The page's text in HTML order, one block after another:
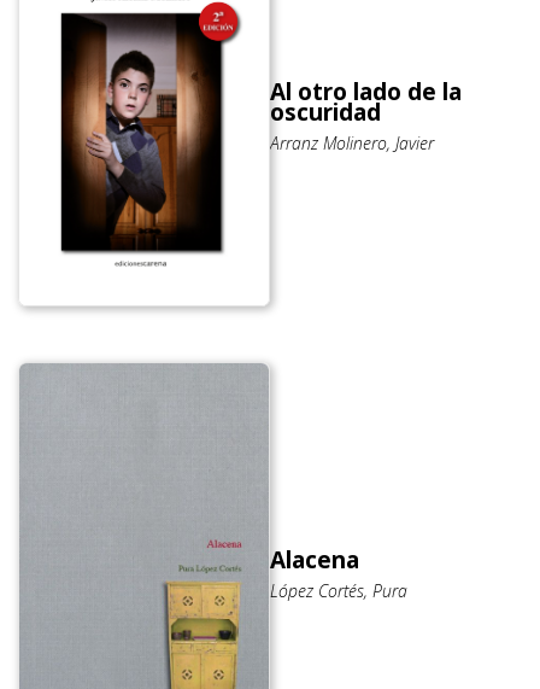
Al otro lado de la
oscuridad
Arranz Molinero, Javier
Alacena
López Cortés, Pura